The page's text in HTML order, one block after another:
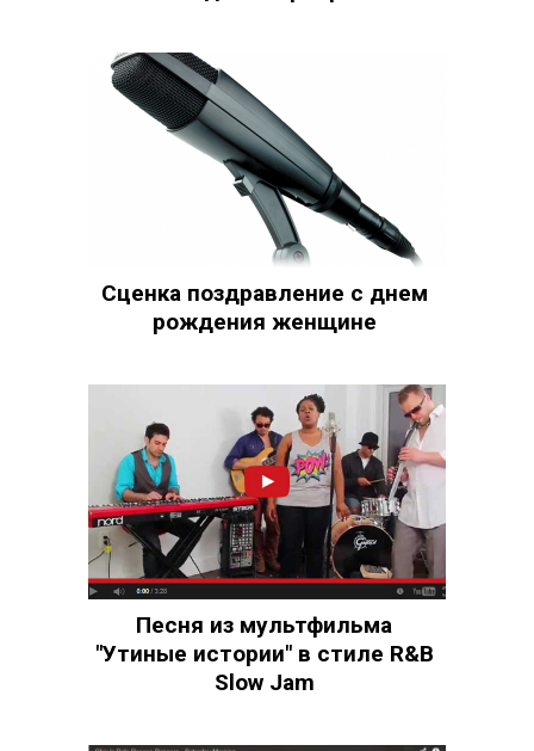
Сценка поздравление с днем
рождения женщине
Песня из мультфильма
"Утиные истории" в стиле R&B
Slow Jam